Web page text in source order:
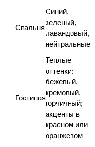
Спальня
Синий,
зеленый,
лавандовый,
нейтральные
Гостиная
Теплые
оттенки:
бежевый,
кремовый,
горчичный;
акценты в
красном или
оранжевом